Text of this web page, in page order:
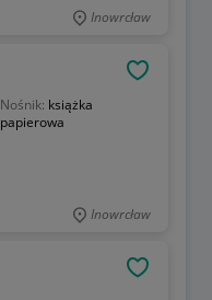
Inowrcław
Nośnik: książka
papierowa
Inowrcław